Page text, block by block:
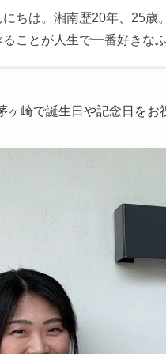
にちは。湘南歴20年、25歳
ることが人生で一番好きな
ヶ崎で誕生日や記念日を